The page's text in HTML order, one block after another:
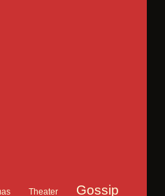
Theater Gossip